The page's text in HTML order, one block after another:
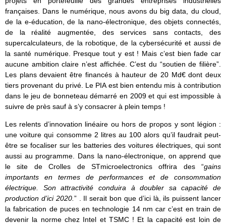
françaises. Dans le numérique, nous avons du big data, du cloud,
de la e-éducation, de la nano-électronique, des objets connectés,
de la réalité augmentée, des services sans contacts, des
supercalculateurs, de la robotique, de la cybersécurité et aussi de
la santé numérique. Presque tout y est ! Mais c’est bien fade car
aucune ambition claire n’est affichée. C’est du “soutien de filière”.
Les plans devaient être financés à hauteur de 20 Md€ dont deux
tiers provenant du privé. Le PIA est bien entendu mis à contribution
dans le jeu de bonneteau démarré en 2009 et qui est impossible à
suivre de près sauf à s’y consacrer à plein temps !
Les relents d’innovation linéaire ou hors de propos y sont légion :
une voiture qui consomme 2 litres au 100 alors qu’il faudrait peut-
être se focaliser sur les batteries des voitures électriques, qui sont
aussi au programme. Dans la nano-électronique, on apprend que
le site de Crolles de STmicroelectronics offrira des “gains
importants en termes de performances et de consommation
électrique. Son attractivité conduira à doubler sa capacité de
production d’ici 2020. ” . Il serait bon que d’ici là, ils puissent lancer
la fabrication de puces en technologie 14 nm car c’est en train de
devenir la norme chez Intel et TSMC ! Et la capacité est loin de